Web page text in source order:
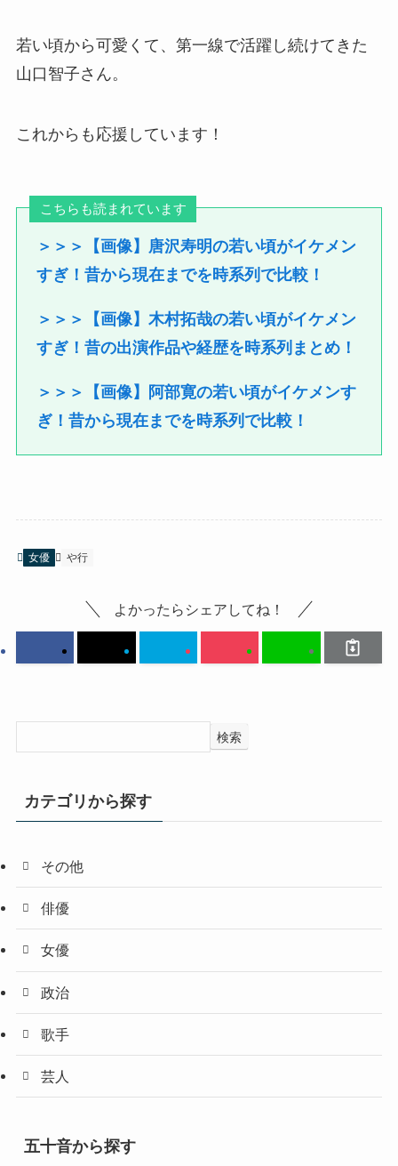
若い頃から可愛くて、第一線で活躍し続けてきた
山口智子さん。
これからも応援しています！
こちらも読まれています
＞＞＞【画像】唐沢寿明の若い頃がイケメン
すぎ！昔から現在までを時系列で比較！
＞＞＞【画像】木村拓哉の若い頃がイケメン
すぎ！昔の出演作品や経歴を時系列まとめ！
＞＞＞【画像】阿部寛の若い頃がイケメンす
ぎ！昔から現在までを時系列で比較！
女優 や行
よかったらシェアしてね！
検索
カテゴリから探す
その他
俳優
女優
政治
歌手
芸人
五十音から探す